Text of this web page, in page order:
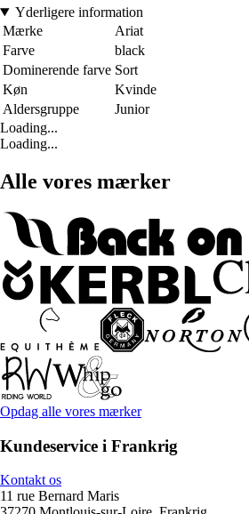
Yderligere information
Mærke
Ariat
Farve
black
Dominerende farve Sort
Køn
Kvinde
Aldersgruppe
Junior
Loading...
Loading...
Alle vores mærker
Opdag alle vores mærker
Kundeservice i Frankrig
Kontakt os
11 rue Bernard Maris